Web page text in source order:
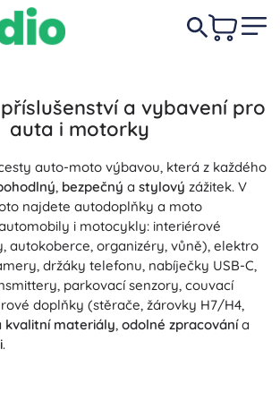
a vybavení pro
auta i motorky
auto-moto výbavou, která z každého
, bezpečný a stylový zážitek. V
najdete autodoplňky a moto
i motocykly: interiérové
autokoberce, organizéry, vůně), elektro
držáky telefonu, nabíječky USB-C,
parkovací senzory, couvací
doplňky (stěrače, žárovky H7/H4,
kvalitní materiály, odolné zpracovánía
.
energie zajistí sekce
inteligentní a udržovací nabíječky